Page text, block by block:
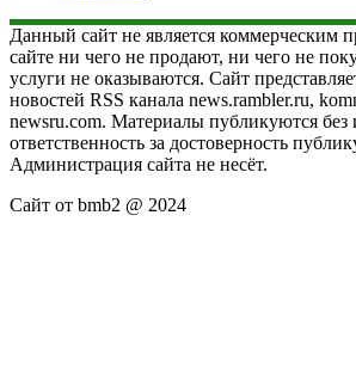
Данный сайт не является коммерческим
сайте ни чего не продают, ни чего не
услуги не оказываются. Сайт
новостей RSS канала news.rambler.ru,
newsru.com. Материалы публикуются без
ответственность за достоверность
Администрация сайта не несёт.
Сайт от bmb2 @ 2024